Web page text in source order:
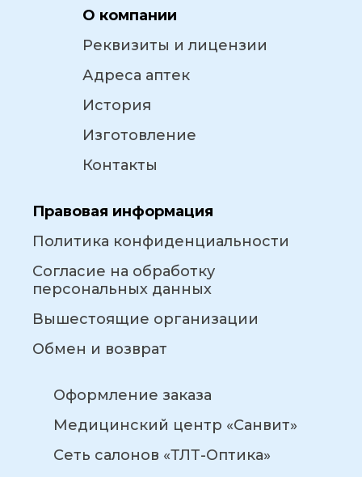
О компании
Реквизиты и лицензии
Адреса аптек
История
Изготовление
Контакты
Правовая информация
Политика конфиденциальности
Согласие на обработку
персональных данных
Вышестоящие организации
Обмен и возврат
Оформление заказа
Медицинский центр «Санвит»
Сеть салонов «ТЛТ-Оптика»